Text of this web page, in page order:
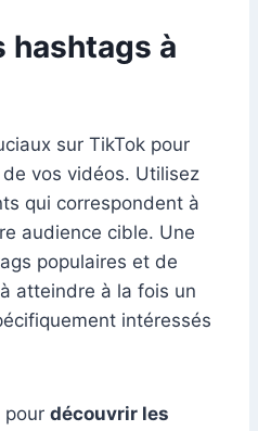
hashtags à
sur TikTok pour
vos vidéos. Utilisez
qui correspondent à
audience cible. Une
populaires et de
atteindre à la fois un
intéressés
pour découvrir les